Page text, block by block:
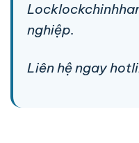
nghiệp.
Liên hệ ngay